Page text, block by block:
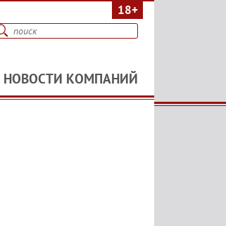
18+
НОВОСТИ КОМПАНИЙ